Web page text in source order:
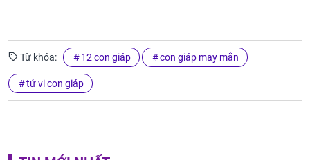
Từ khóa: 12 con giáp con giáp may mắn
tử vi con giáp